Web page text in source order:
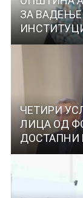
ЗА
ЧЕТИРИ
ЛИЦА ОД
ДОСТАПНИ